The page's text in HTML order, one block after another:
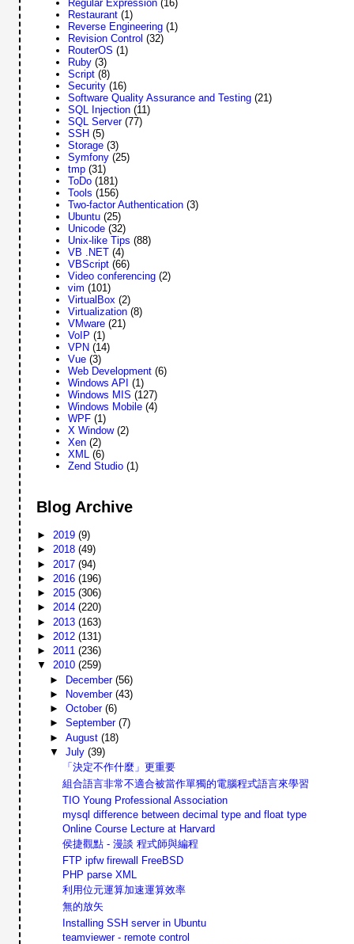
Regular Expression (16)
Restaurant (1)
Reverse Engineering (1)
Revision Control (32)
RouterOS (1)
Ruby (3)
Script (8)
Security (16)
Software Quality Assurance and Testing (21)
SQL Injection (11)
SQL Server (77)
SSH (5)
Storage (3)
Symfony (25)
tmp (31)
ToDo (181)
Tools (156)
Two-factor Authentication (3)
Ubuntu (25)
Unicode (32)
Unix-like Tips (88)
VB .NET (4)
VBScript (66)
Video conferencing (2)
vim (101)
VirtualBox (2)
Virtualization (8)
VMware (21)
VoIP (1)
VPN (14)
Vue (3)
Web Development (6)
Windows API (1)
Windows MIS (127)
Windows Mobile (4)
WPF (1)
X Window (2)
Xen (2)
XML (6)
Zend Studio (1)
Blog Archive
►2019(9)
►2018(49)
► 2017(94)
► 2016(196)
►2015(306)
►2014(220)
► 2013(163)
► 2012(131)
►2011(236)
▼2010(259)
► December (56)
►
November (43)
► October (6)
► September (7)
► August (18)
▼ July (39)
「決定不作什麼」更重要
組合語言非常不適合被當作單獨的電腦程式語言來學習
TIO Young Professional Association
mysql difference between decimal type and float type
Online Course Lecture at Harvard
侯捷觀點 - 漫談 程式師與編程
FTP ipfw firewall FreeBSD
PHP parse XML
利用位元運算加速運算效率
無的放矢
Installing SSH server in Ubuntu
teamviewer - remote control